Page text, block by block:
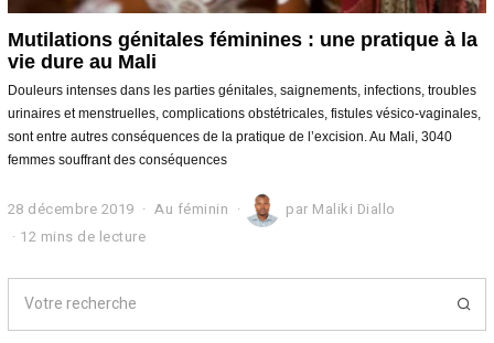
Mutilations génitales féminines : une pratique à la
vie dure au Mali
Douleurs intenses dans les parties génitales, saignements, infections, troubles
urinaires et menstruelles, complications obstétricales, fistules vésico-vaginales,
sont entre autres conséquences de la pratique de l’excision. Au Mali, 3040
femmes souffrant des conséquences
28 décembre 2019
j
a
i
e
Au féminin par Maliki Diallo
12 mins de lecture